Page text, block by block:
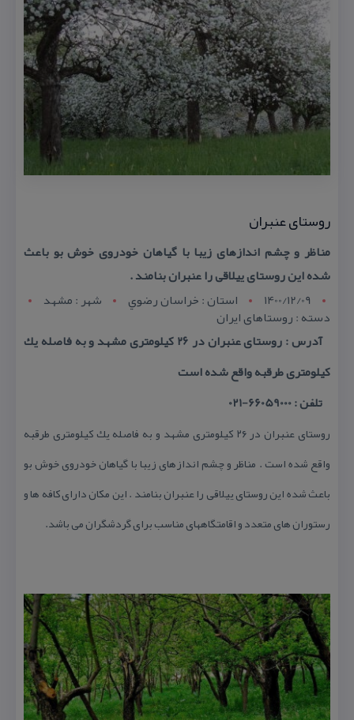
روستای عنبران
مناظر و چشم اندازهای زیبا با گیاهان خودروی خوش بو باعث
شده این روستای ییلاقی را عنبران بنامند .
1400/12/09
استان : خراسان رضوي شهر : مشهد
دسته : روستاهای ایران
آدرس : روستای عنبران در ۲۶ كیلومتری مشهد و به فاصله یك
كیلومتری طرقبه واقع شده است
تلفن : 66059000-021
روستای عنبران در ۲۶ كیلومتری مشهد و به فاصله یك كیلومتری طرقبه
واقع شده است . مناظر و چشم اندازهای زیبا با گیاهان خودروی خوش بو
باعث شده این روستای ییلاقی را عنبران بنامند . این مكان دارای كافه ها و
رستوران های متعدد و اقامتگاههای مناسب برای گردشگران می باشد.